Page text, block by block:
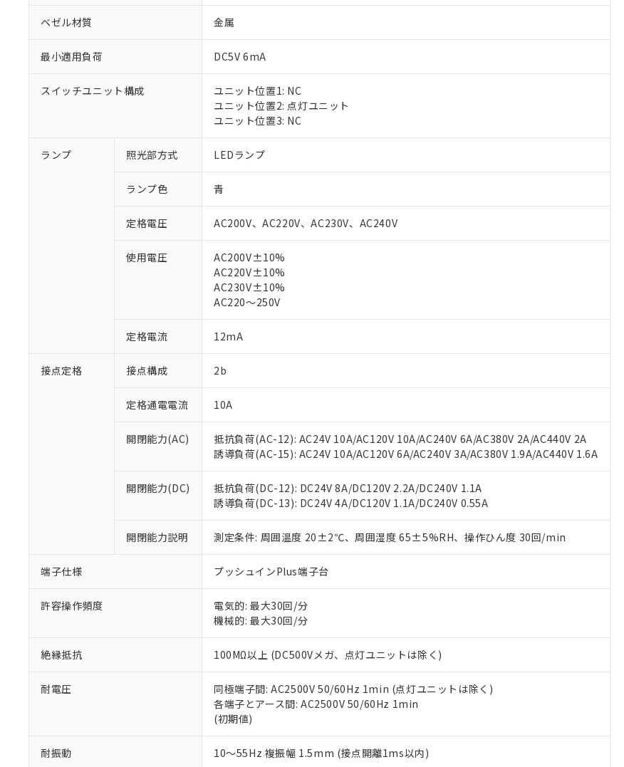
ベゼル材質 金属
最小適用負荷 DC5V 6mA
スイッチユニット構成
ユニット位置1: NC
ユニット位置2: 点灯ユニット
ユニット位置3: NC
ランプ 照光部方式 LEDランプ
ランプ色 青
定格電圧 AC200V、AC220V、AC230V、AC240V
使用電圧
AC200V±10%
AC220V±10%
AC230V±10%
AC220～250V
定格電流 12mA
接点定格 接点構成 2b
定格通電電流 10A
開閉能力(AC)
抵抗負荷(AC-12): AC24V 10A/AC120V 10A/AC240V 6A/AC380V 2A/AC440V 2A
誘導負荷(AC-15): AC24V 10A/AC120V 6A/AC240V 3A/AC380V 1.9A/AC440V 1.6A
開閉能力(DC)
抵抗負荷(DC-12): DC24V 8A/DC120V 2.2A/DC240V 1.1A
誘導負荷(DC-13): DC24V 4A/DC120V 1.1A/DC240V 0.55A
開閉能力説明 測定条件: 周囲温度 20±2℃、周囲湿度 65±5%RH、操作ひん度 30回/min
端子仕様 プッシュインPlus端子台
許容操作頻度
電気的: 最大30回/分
機械的: 最大30回/分
絶縁抵抗 100MΩ以上 (DC500Vメガ、点灯ユニットは除く)
耐電圧
同極端子間: AC2500V 50/60Hz 1min (点灯ユニットは除く)
各端子とアース間: AC2500V 50/60Hz 1min
(初期値)
耐振動 10～55Hz 複振幅 1.5mm (接点開離1ms以内)
ご利用条件
以下の条件をお読みいただき、同意のうえご利用ください。
当社制御機器事業取扱商品の中には、本サービスの対象外となる商品もあるこ
のであり、閲覧された時点での実際の在庫および標準価格とは異なる場合があ
当社販売員にご相談ください。
オムロン制御機器販売店や当社販売拠点は「販売ネットワーク
」をご確認く
在庫状況および標準価格結果を当社の事前の承諾なく第三者に漏洩または開示
マイパーツ機能（部品リスト作成サービス）をご利用いただくには、I-Webメ
ている必要があります。
お客様が当ウェブサイト上で当社にご登録された部品リストについて、当社お
が、当社の製品・サービスに関するお客様との取引・商談に必要な範囲で利用
さい。
※当社の共同利用者とは、
※1 対応状況
対応済み：EU RoHS指令（10物質）の非含有に対応した製品が提供可能な商品で
対応予定：EU RoHS指令（10物質）の非含有に対応した製品に切り替える予定のあ
対応予定なし：EU RoHS指令（10物質）の非含有に非対応の商品で、対応品を出す
調査・確認中：EU RoHS指令（10物質）の非含有の対応状況を調査中または確認中
非該当品：ライセンス料など無形物で、有害物質有無と関係のない商品です。
仕入先様の事情により、非含有部品としていたものが、含有品と判明した場合などや
があります。
鉛(Pb) 1000ppm以下、 水銀(Hg) 1000ppm以下、 カドミウム(Cd) 100ppm以下、
フタル酸エステル類の４物質については閾値を超える意図的な使用がないことを確認しています。
※2 対応予定月
部品在庫の切り替え状況などにより、予定月が前後することがあります。
※3 非含有証明書ダウンロード
下記の非含有証明書をダウンロードすることができます。
51物質の非含有証明書（当社基準）
※本証明書は発行日時点で非含有を証明するもので、過去に遡って非含有を証明する
また、RoHS指令のフタル酸エステル類４物質の対応では、対応完了までの期間は
混在することから備考欄に対応日を記載しておりました。
既に当社にて対応品への在庫切替を完了していることから、特段のことがない限り
り割愛しております。
※1 中国RoHS○×表
「○」：最大均質材料含有率が中国RoHSの基準値以下であることを示します。
「×」：最大均質材料含有率が中国RoHSの基準値を超えていることを示します。
「－」：未確認です。当社販売部門へお問い合わせください。
Cr(Ⅵ)(六価クロム) : 1000ppm、 PBBs(ポリ臭化ビフェニル類) : 1000ppm、 PBDEs(ポリ臭化ジフェニルエー
DBP(フタル酸ジブチル) : 1000ppm、 DIBP(フタル酸ジイソブチル) : 1000ppm、 BBP(フタル酸ブチルベンジ
DEHP(フタル酸ビス(2-エチルヘキシル)) : 1000ppm
※2 環境保護使用期限
「ｅ」：有害物質（10物質）のすべてが基準値以下であることを示します。
「10」：通常の使用状況下において有害物質が外部に漏えいし、環境に深刻な影響
味します。
などの必要な手続きをとります。
ます。
置等に一切使用いたしません。
当社は、貴社製品を第三者に販売する場合は、上記1、2および3の内容を当該
また当社は、販売先および販売に係わる関係者が違法に輸出するおそれがある
たしません。
合意する キャンセル
△ 一定数には満たないが在庫あり
機器販売店・当社販売員にご確認ください)
白